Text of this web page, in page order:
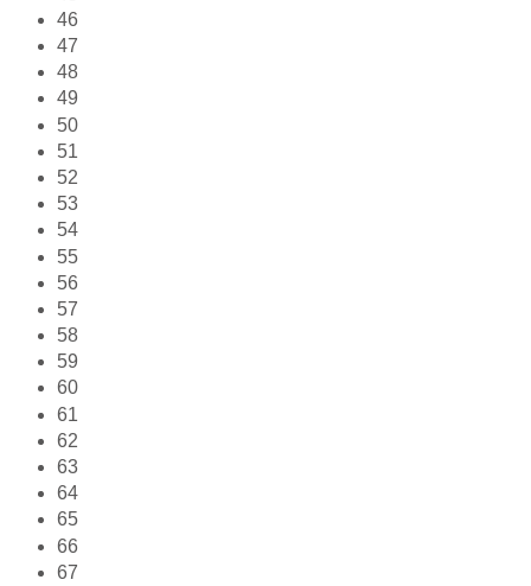
46
47
48
49
50
51
52
53
54
55
56
57
58
59
60
61
62
63
64
65
66
67